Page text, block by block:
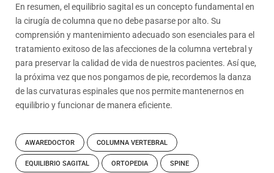
En resumen, el equilibrio sagital es un concepto fundamental en
la cirugía de columna que no debe pasarse por alto. Su
comprensión y mantenimiento adecuado son esenciales para el
tratamiento exitoso de las afecciones de la columna vertebral y
para preservar la calidad de vida de nuestros pacientes. Así que,
la próxima vez que nos pongamos de pie, recordemos la danza
de las curvaturas espinales que nos permite mantenernos en
equilibrio y funcionar de manera eficiente.
AWAREDOCTOR COLUMNA VERTEBRAL
EQUILIBRIO SAGITAL ORTOPEDIA SPINE